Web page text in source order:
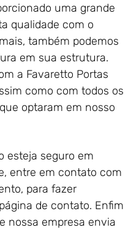
uma grande
qualidade com o
também podemos
em sua estrutura.
a Favaretto Portas
como com todos os
optaram em nosso
esteja seguro em
entre em contato com
para fazer
de contato. Enfim
nossa empresa envia